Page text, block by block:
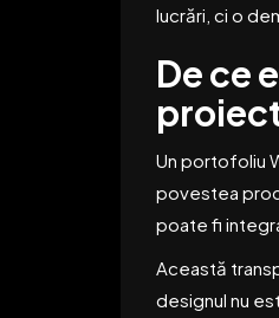
lucrări, ci o
De ce
Un portofoliu
povestea
poate fi
Această
designul nu